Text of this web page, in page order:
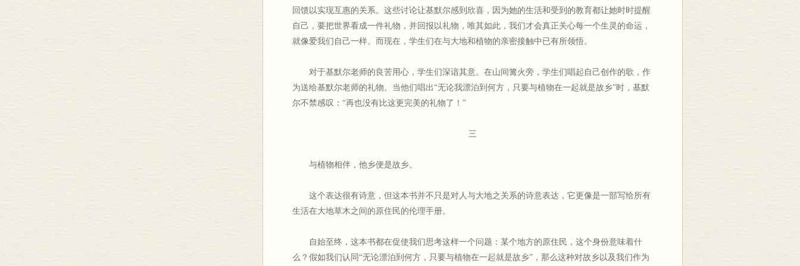
回馈以实现互惠的关系。这些讨论让基默尔感到欣喜，因为她的生活和受到的教育都让她时时提醒
自己，要把世界看成一件礼物，并回报以礼物，唯其如此，我们才会真正关心每一个生灵的命运，
就像爱我们自己一样。而现在，学生们在与大地和植物的亲密接触中已有所领悟。
对于基默尔老师的良苦用心，学生们深谙其意。在山间篝火旁，学生们唱起自己创作的歌，作
为送给基默尔老师的礼物。当他们唱出“无论我漂泊到何方，只要与植物在一起就是故乡”时，基默
尔不禁感叹：“再也没有比这更完美的礼物了！”
三
与植物相伴，他乡便是故乡。
这个表达很有诗意，但这本书并不只是对人与大地之关系的诗意表达，它更像是一部写给所有
生活在大地草木之间的原住民的伦理手册。
自始至终，这本书都在促使我们思考这样一个问题：某个地方的原住民，这个身份意味着什
么？假如我们认同“无论漂泊到何方，只要与植物在一起就是故乡”，那么这种对故乡以及我们作为